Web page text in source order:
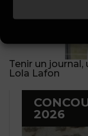
Tenir un
Lola Lafon
2026